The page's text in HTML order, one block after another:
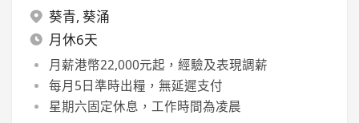
葵青, 葵涌
月休6天
月薪港幣22,000元起，經驗及表現調薪
每月5日準時出糧，無延遲支付
星期六固定休息，工作時間為凌晨